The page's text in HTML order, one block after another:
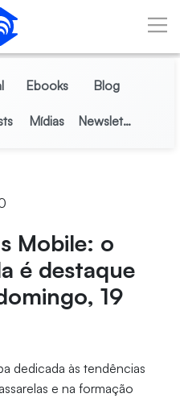
Ebooks Blog
Mídias Newsletter
Mobile: o
é destaque
19
dedicada às tendências
e na formação